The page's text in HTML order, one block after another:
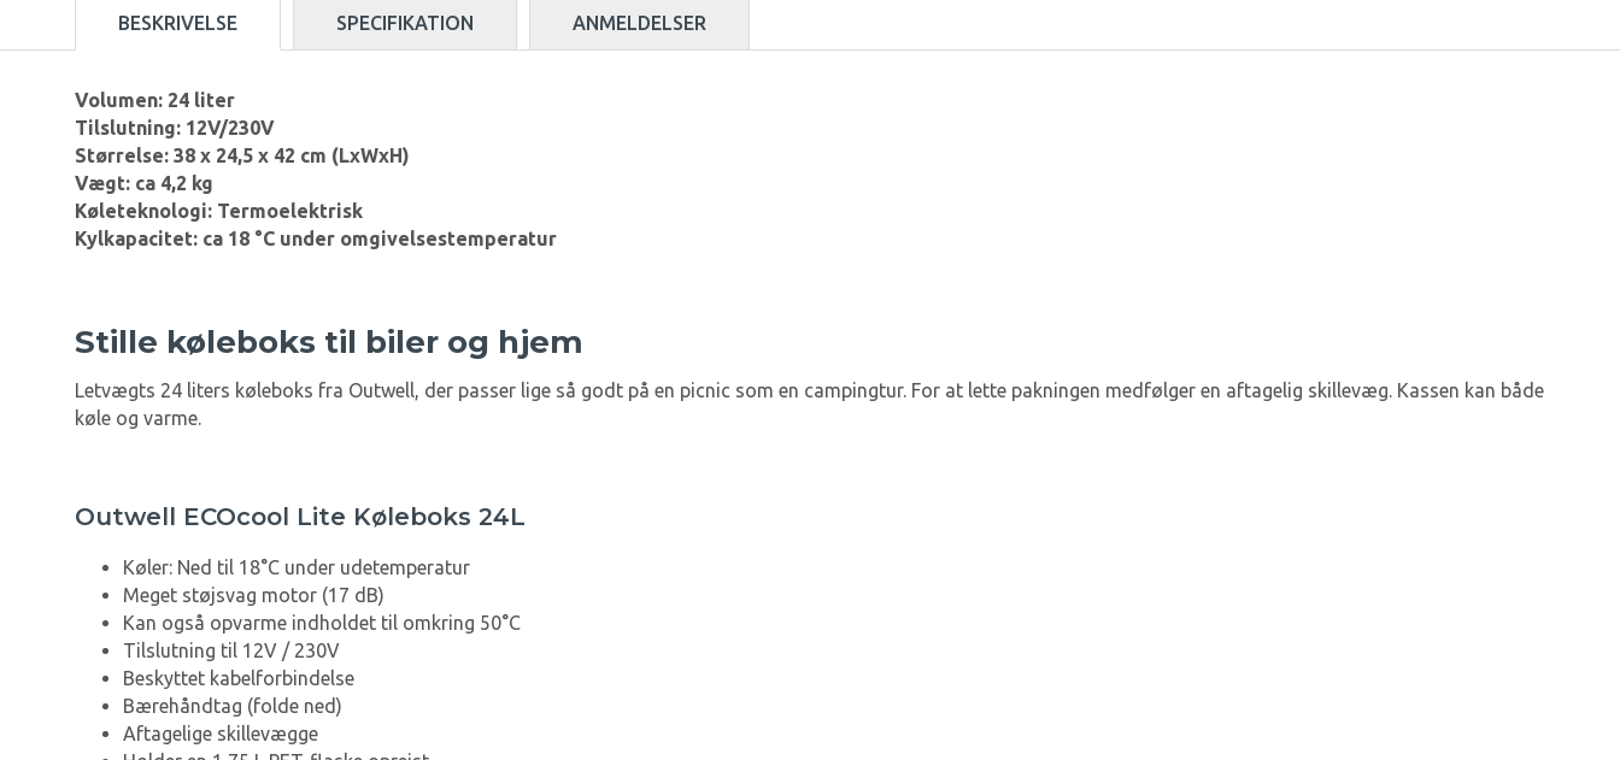
BESKRIVELSE SPECIFIKATION ANMELDELSER
Volumen: 24 liter
Tilslutning: 12V/230V
Størrelse: 38 x 24,5 x 42 cm (LxWxH)
Vægt: ca 4,2 kg
Køleteknologi: Termoelektrisk
Kylkapacitet: ca 18 °C under omgivelsestemperatur
Stille køleboks til biler og hjem
Letvægts 24 liters køleboks fra Outwell, der passer lige så godt på en picnic som en campingtur. For at lette pakningen medfølger en aftagelig skillevæg. Kassen kan både
køle og varme.
Outwell ECOcool Lite Køleboks 24L
Køler: Ned til 18°C under udetemperatur
Meget støjsvag motor (17 dB)
Kan også opvarme indholdet til omkring 50°C
Tilslutning til 12V / 230V
Beskyttet kabelforbindelse
Bærehåndtag (folde ned)
Aftagelige skillevægge